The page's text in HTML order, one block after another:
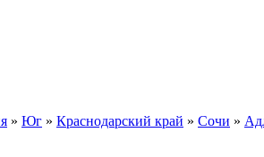
» Юг » Краснодарский край » Сочи »